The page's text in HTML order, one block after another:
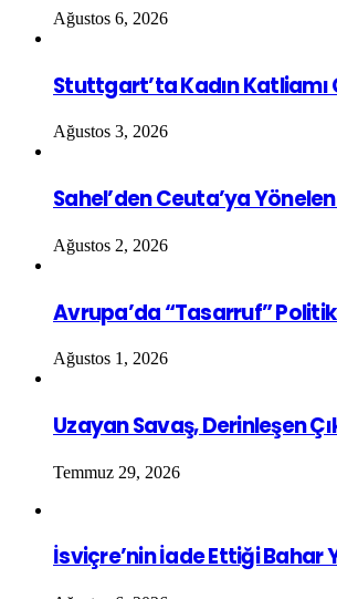
Ağustos 6, 2026
Stuttgart’ta Kadın Katliamı
Ağustos 3, 2026
Sahel’den Ceuta’ya
Ağustos 2, 2026
Avrupa’da “Tasarruf”
Ağustos 1, 2026
Uzayan Savaş, Derinleşen
Temmuz 29, 2026
İsviçre’nin İade Ettiği Bahar